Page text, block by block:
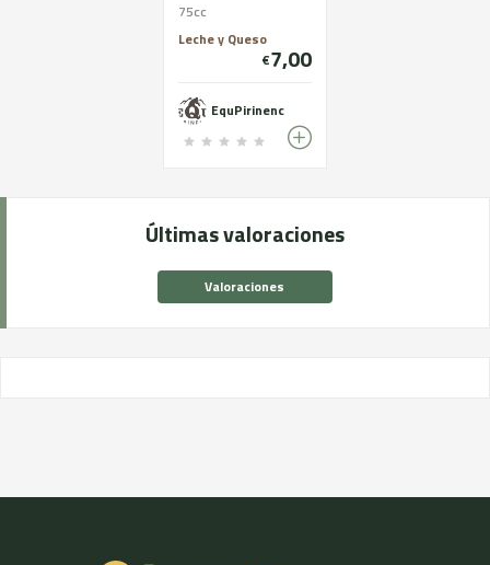
ingrediente que
ayuda a reforzar el
75cc
Leche y Queso
€7,00
EquPirinenc
Últimas valoraciones
Valoraciones